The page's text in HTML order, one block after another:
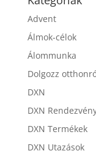
Advent
Álmok-célok
Álommunka
Dolgozz
DXN
DXN
DXN Termékek
DXN Utazások